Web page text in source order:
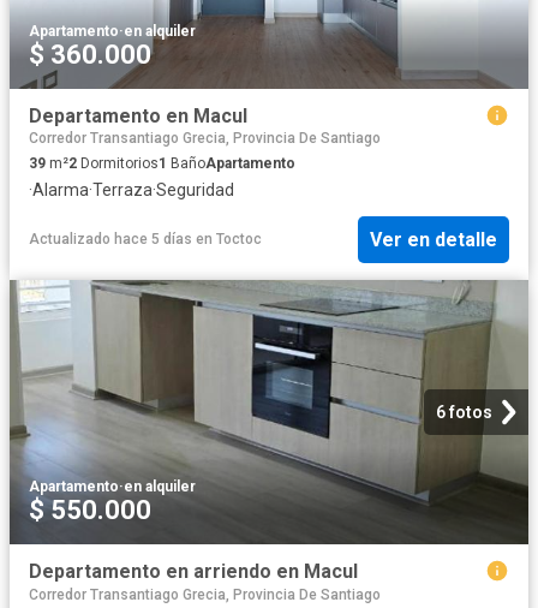
Apartamento·en alquiler
$ 360.000
Departamento en Macul
Corredor Transantiago Grecia, Provincia De Santiago
39 m²2 Dormitorios1 BañoApartamento
·Alarma·Terraza·Seguridad
Actualizado hace 5 días en Toctoc Ver en detalle
6 fotos
Apartamento·en alquiler
$ 550.000
Departamento en arriendo en Macul
Corredor Transantiago Grecia, Provincia De Santiago